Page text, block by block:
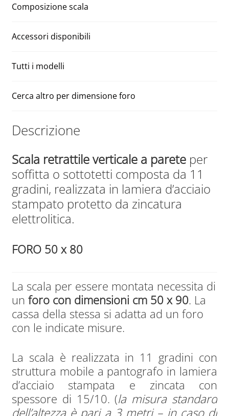
Composizione scala
Accessori disponibili
Tutti i modelli
Cerca altro per dimensione foro
Descrizione
Scala retrattile verticale a pareteper
soffitta o sottotetti composta da 11
gradini, realizzata in lamiera d’acciaio
stampato protetto da zincatura
elettrolitica.
FORO 50 x 80
La scala per essere montata necessita di
un foro con dimensioni cm 50 x 90. La
cassa della stessa si adatta ad un foro
con le indicate misure.
La scala è realizzata in 11 gradini con
struttura mobile a pantografo in lamiera
d’acciaio stampata e zincata con
spessore di 15/10. (la misura standard
dell’altezza è pari a 3 metri – in caso di